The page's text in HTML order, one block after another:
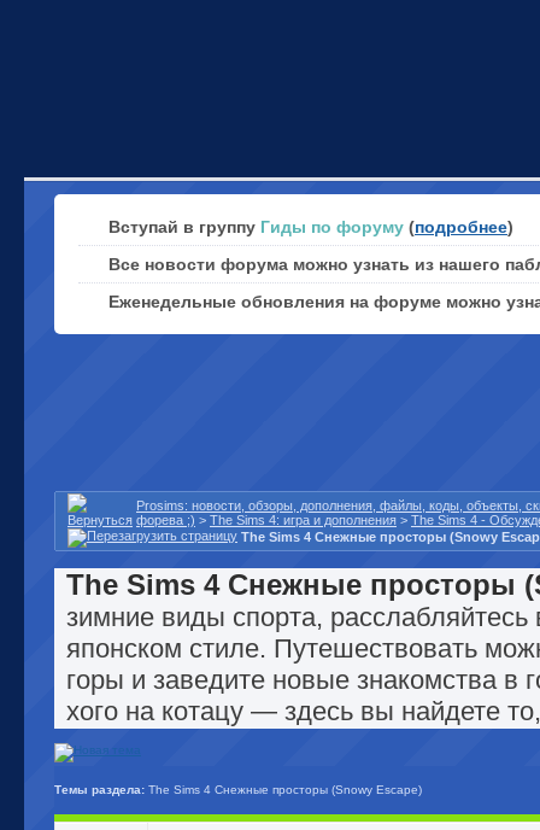
Вступай в группу Гиды по форуму (подробнее)
Все новости форума можно узнать из нашего
Еженедельные обновления на форуме можно
Prosims: новости, обзоры, дополнения, файлы, коды, объекты,
форева ;) > The Sims 4: игра и дополнения > The Sims 4 -
The Sims 4 Снежные просторы (Snowy
The Sims 4 Снежные просторы
зимние виды спорта, расслабляйтесь
японском стиле. Путешествовать
горы и заведите новые знакомства
хого на котацу — здесь вы найдете
Темы раздела: The Sims 4 Снежные просторы (Snowy Escape)